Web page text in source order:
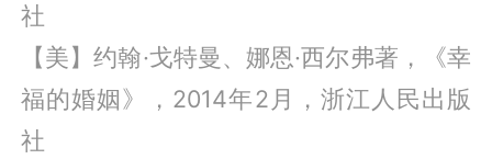
社
【美】约翰·戈特曼、娜恩·西尔弗著，《幸
福的婚姻》，2014年2月，浙江人民出版
社